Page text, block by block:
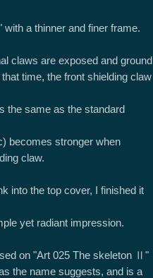
a thinner and finer frame.
claws are exposed and ground
time, the front shielding claw
the same as the standard
becomes stronger when
claw.
into the top cover, I finished it
yet radiant impression.
on "Art 025 The skeleton Ⅱ"
the name suggests, and is a